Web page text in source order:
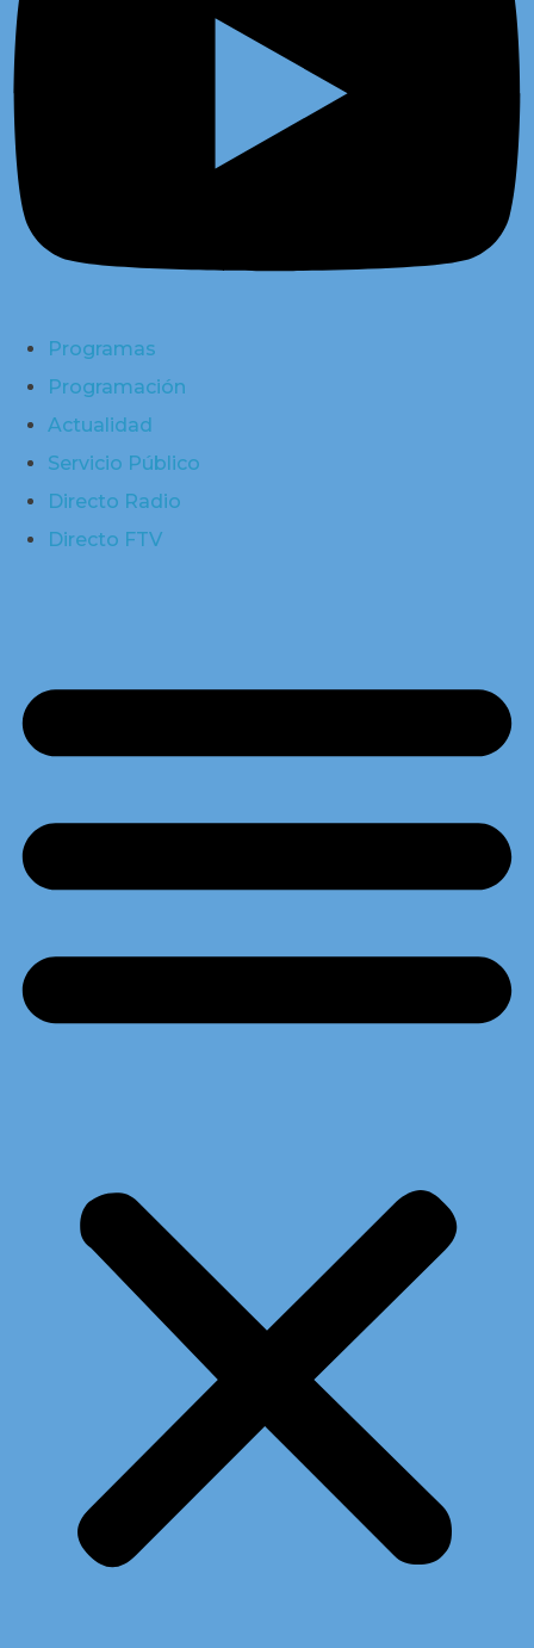
Programas
Programación
Actualidad
Servicio Público
Directo Radio
Directo FTV